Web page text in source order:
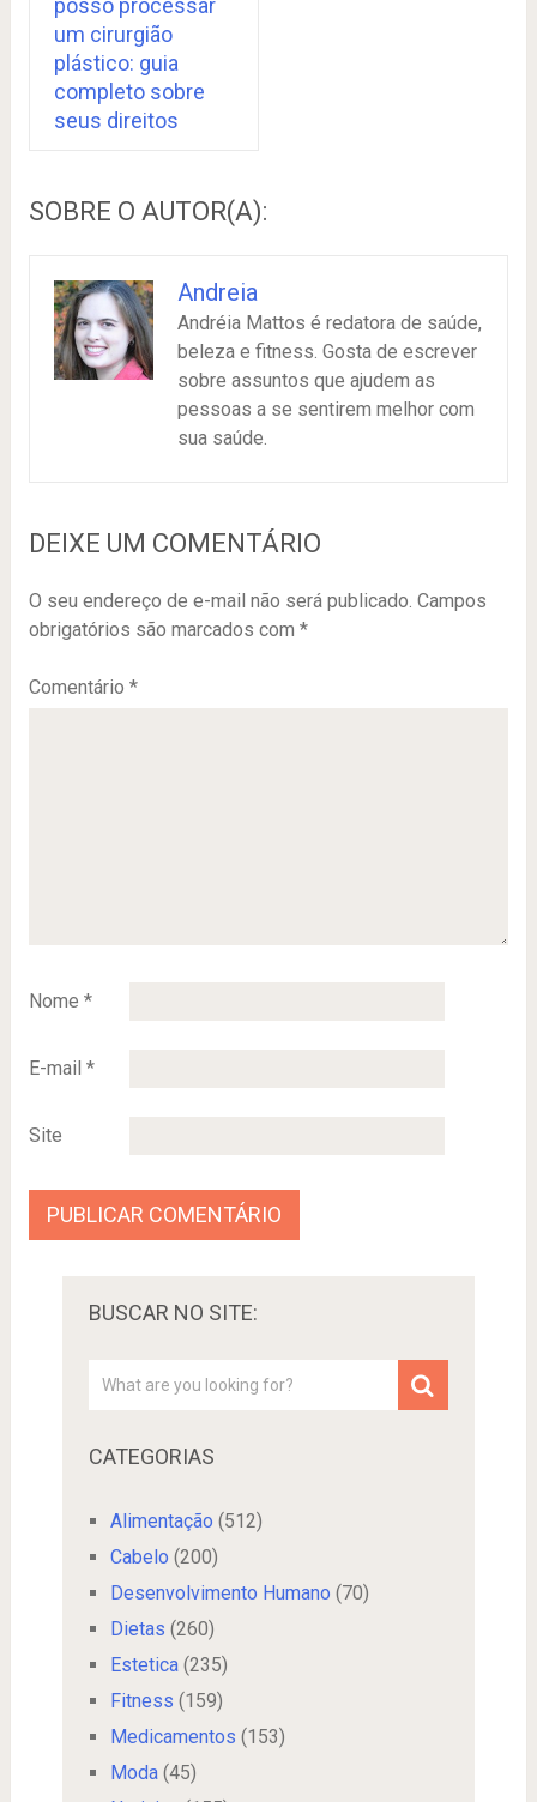
posso processar
um cirurgião
plástico: guia
completo sobre
seus direitos
SOBRE O AUTOR(A):
Andreia
Andréia Mattos é redatora de saúde,
beleza e fitness. Gosta de escrever
sobre assuntos que ajudem as
pessoas a se sentirem melhor com
sua saúde.
DEIXE UM COMENTÁRIO
O seu endereço de e-mail não será publicado. Campos
obrigatórios são marcados com *
Comentário *
Nome *
E-mail *
Site
BUSCAR NO SITE:
CATEGORIAS
Alimentação (512)
Cabelo (200)
Desenvolvimento Humano (70)
Dietas (260)
Estetica(235)
Fitness (159)
Medicamentos (153)
Moda(45)